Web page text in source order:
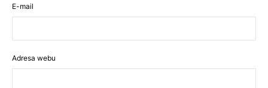
E-mail
Adresa webu